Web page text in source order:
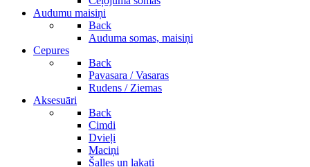
Audumu maisiņi
Back
Auduma somas, maisiņi
Cepures
Back
Pavasara / Vasaras
Rudens / Ziemas
Aksesuāri
Back
Cimdi
Dvieļi
Maciņi
Šalles un lakati